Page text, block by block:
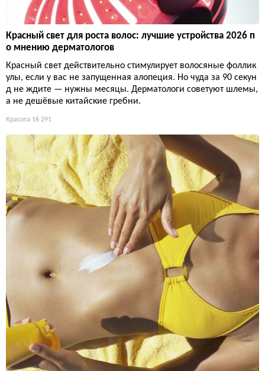
Красный свет для роста волос: лучшие устройства 2026 п
о мнению дерматологов
Красный свет действительно стимулирует волосяные фоллик
улы, если у вас не запущенная алопеция. Но чуда за 90 секун
д не ждите — нужны месяцы. Дерматологи советуют шлемы,
а не дешёвые китайские гребни.
Красота 16 291